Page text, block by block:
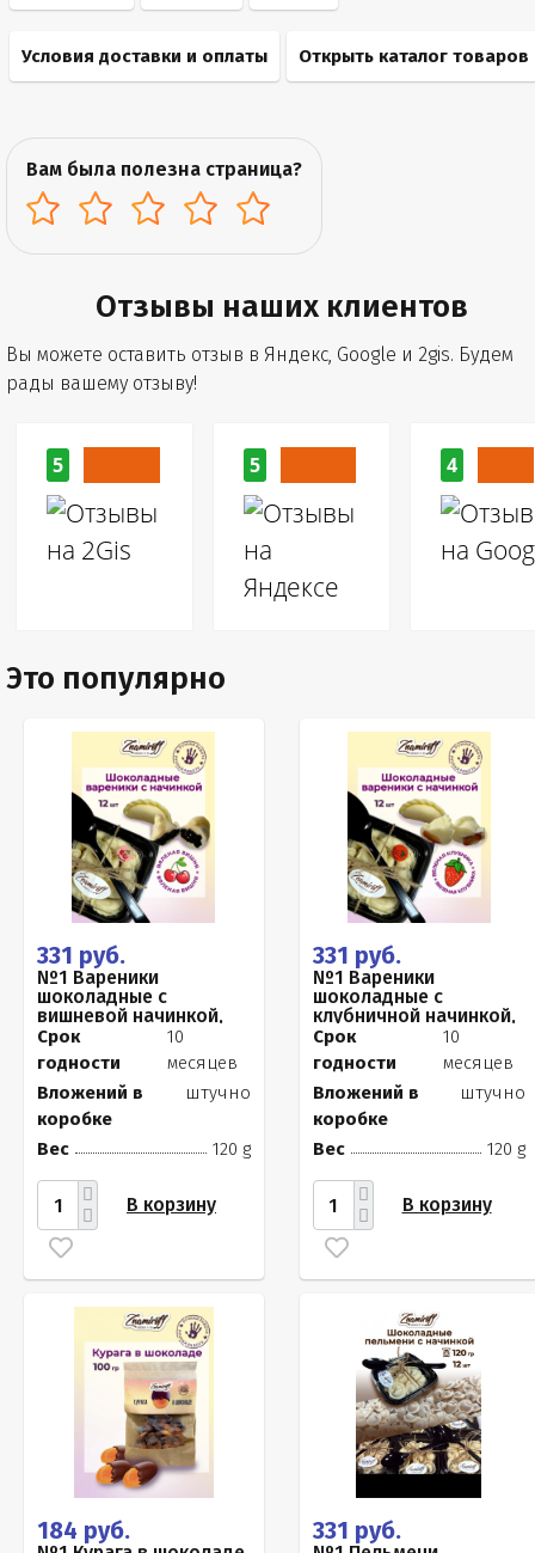
Условия доставки и оплаты Открыть каталог товаров
Вам была полезна страница?
Отзывы наших клиентов
Вы можете оставить отзыв в Яндекс, Google и 2gis. Будем
рады вашему отзыву!
5 5 4
Это популярно
331 руб.
№1 Вареники
шоколадные с
вишневой начинкой,
120г
Срок
годности
10
месяцев
Вложений в
коробке
штучно
Вес 120 g
В корзину
331 руб.
№1 Вареники
шоколадные с
клубничной начинкой,
120г
Срок
годности
10
месяцев
Вложений в
коробке
штучно
Вес 120 g
В корзину
184 руб. 331 руб.